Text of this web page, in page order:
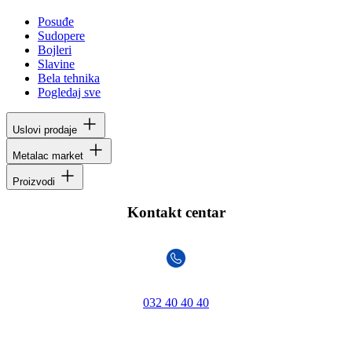
Posuđe
Sudopere
Bojleri
Slavine
Bela tehnika
Pogledaj sve
Uslovi prodaje
Metalac market
Proizvodi
Kontakt centar
032 40 40 40